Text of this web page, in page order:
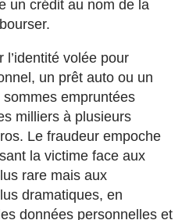
un crédit au nom de la
l’identité volée pour
un prêt auto ou un
empruntées
milliers à plusieurs
Le fraudeur empoche
la victime face aux
rare mais aux
dramatiques, en
données personnelles et